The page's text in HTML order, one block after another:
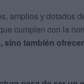
amplios y dotados
cumplen con la
también